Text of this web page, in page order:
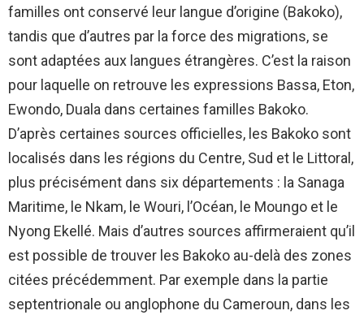
familles ont conservé leur langue d’origine (Bakoko),
tandis que d’autres par la force des migrations, se
sont adaptées aux langues étrangères. C’est la raison
pour laquelle on retrouve les expressions Bassa, Eton,
Ewondo, Duala dans certaines familles Bakoko.
D’après certaines sources officielles, les Bakoko sont
localisés dans les régions du Centre, Sud et le Littoral,
plus précisément dans six départements : la Sanaga
Maritime, le Nkam, le Wouri, l’Océan, le Moungo et le
Nyong Ekellé. Mais d’autres sources affirmeraient qu’il
est possible de trouver les Bakoko au-delà des zones
citées précédemment. Par exemple dans la partie
septentrionale ou anglophone du Cameroun, dans les